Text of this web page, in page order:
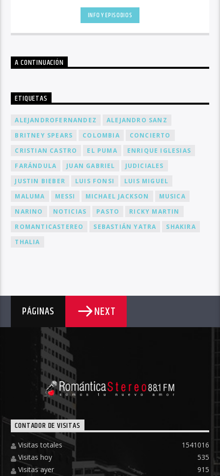
INFO Y EPISODIOS
A CONTINUACIÓN
ETIQUETAS
ALEJANDROFERNANDEZ
ALEJANDRO SANZ
BRITNEY SPEARS
COLOMBIA
CONCIERTO
CRISTIAN CASTRO
EL PUMA
ENRIQUE IGLESIAS
FARÁNDULA
JUAN GABRIEL
JUDICIALES
JUSTIN BIEBER
LUIS FONSI
LUIS MIGUEL
MALUMA
MESSI MICHAEL JACKSON
MUSICA
NARINO
NOTICIAS PASTO
RICKY MARTIN
ROMANTICASTEREO
SEBASTIÁN YATRA
SHAKIRA
THALIA
PÁGINAS NEXT
CONTADOR DE VISITAS
1541016
Visitas totales
535
Visitas hoy
915
Visitas ayer